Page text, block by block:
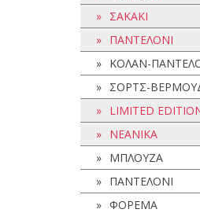
ΣΑΚΑΚΙ
ΠΑΝΤΕΛΟΝΙ
ΚΟΛΑΝ-
ΣΟΡΤΣ-
LIMITED
ΝΕΑΝΙΚΑ
ΜΠΛΟΥΖΑ
ΠΑΝΤΕΛΟΝΙ
ΦΟΡΕΜΑ